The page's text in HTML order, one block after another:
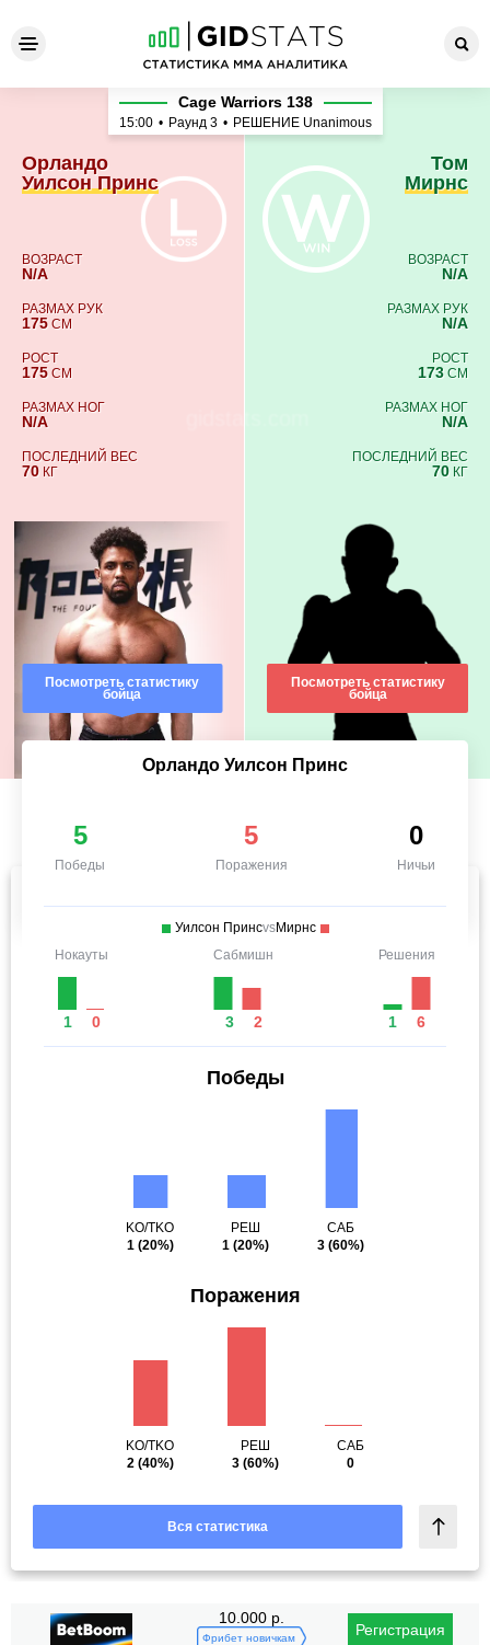
Орландо Уилсон Принс -
Орландо
Уилсон Принс
ВОЗРАСТ
N/A
РАЗМАХ РУК
175 СМ
РОСТ
175 СМ
РАЗМАХ НОГ
N/A
ПОСЛЕДНИЙ ВЕС
70 КГ
Посмотреть статистику
бойца
Cage Warriors 138
15:00 • Раунд 3 • РЕШЕНИЕ Unanimous
Том
Мирнс
ВОЗРАСТ
N/A
РАЗМАХ РУК
N/A
РОСТ
173 СМ
РАЗМАХ НОГ
N/A
ПОСЛЕДНИЙ ВЕС
70 КГ
Посмотреть статистику
бойца
Орландо Уилсон Принс
5
Победы
5
Поражения
0
Ничьи
Уилсон ПринсvsМирнс
Нокауты
1 0
Сабмишн
3 2
Решения
1 6
Победы
KO/TKO
1(20%)
РЕШ
1 (20%)
САБ
3 (60%)
Поражения
KO/TKO
2(40%)
РЕШ
3 (60%)
САБ
0
Вся статистика
10.000 р.
Фрибет новичкам Регистрация